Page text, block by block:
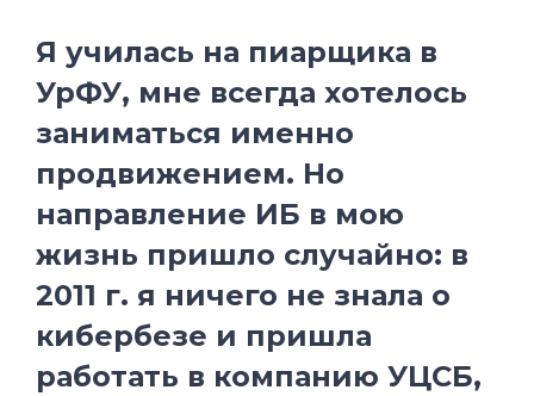
Я училась на пиарщика в
УрФУ, мне всегда хотелось
заниматься именно
продвижением. Но
направление ИБ в мою
жизнь пришло случайно: в
2011 г. я ничего не знала о
кибербезе и пришла
работать в компанию УЦСБ,